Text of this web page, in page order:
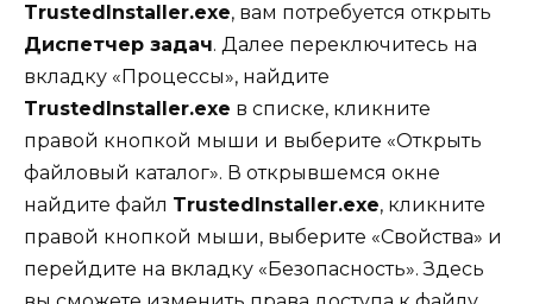
TrustedInstaller.exe, вам потребуется открыть
Диспетчер задач. Далее переключитесь на
вкладку «Процессы», найдите
TrustedInstaller.exe в списке, кликните
правой кнопкой мыши и выберите «Открыть
файловый каталог». В открывшемся окне
найдите файл TrustedInstaller.exe, кликните
правой кнопкой мыши, выберите «Свойства» и
перейдите на вкладку «Безопасность». Здесь